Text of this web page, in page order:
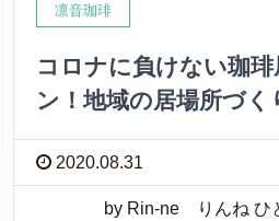
凛音珈琲
コロナに負けない珈
ン！地域の居場所づく
2020.08.31
by Rin-ne りんね ひ